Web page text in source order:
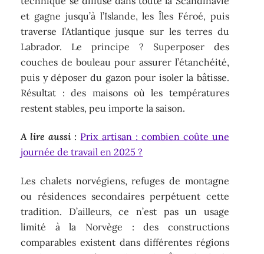
et gagne jusqu’à l’Islande, les Îles Féroé, puis
traverse l’Atlantique jusque sur les terres du
Labrador. Le principe ? Superposer des
couches de bouleau pour assurer l’étanchéité,
puis y déposer du gazon pour isoler la bâtisse.
Résultat : des maisons où les températures
restent stables, peu importe la saison.
A lire aussi : Prix artisan : combien coûte une
journée de travail en 2025 ?
Les chalets norvégiens, refuges de montagne
ou résidences secondaires perpétuent cette
tradition. D’ailleurs, ce n’est pas un usage
limité à la Norvège : des constructions
comparables existent dans différentes régions